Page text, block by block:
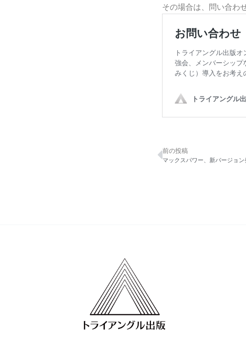
その場合は、問い合わ
Prev
前の投稿
マックスパワー、新バージョン